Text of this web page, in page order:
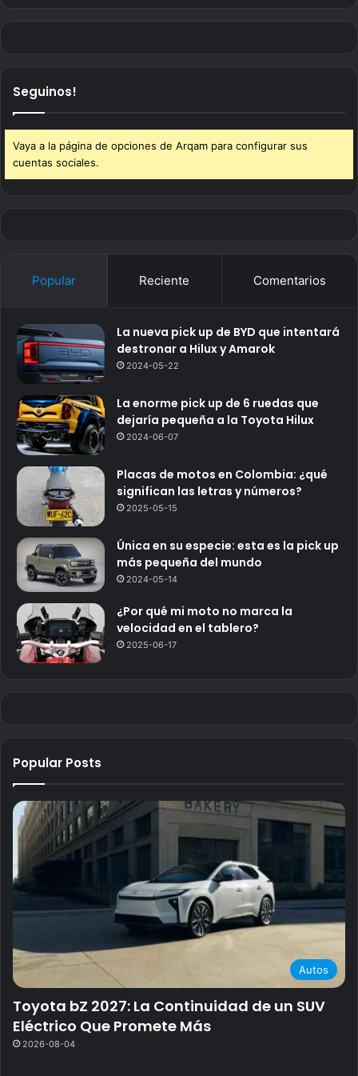
Seguinos!
Vaya a la página de opciones de Arqam para configurar sus
cuentas sociales.
Popular Reciente Comentarios
La nueva pick up de BYD que intentará
destronar a Hilux y Amarok
2024-05-22
La enorme pick up de 6 ruedas que
dejaría pequeña a la Toyota Hilux
2024-06-07
Placas de motos en Colombia: ¿qué
significan las letras y números?
2025-05-15
Única en su especie: esta es la pick up
más pequeña del mundo
2024-05-14
¿Por qué mi moto no marca la
velocidad en el tablero?
2025-06-17
Popular Posts
Autos
Toyota bZ 2027: La Continuidad de un SUV
Eléctrico Que Promete Más
2026-08-04